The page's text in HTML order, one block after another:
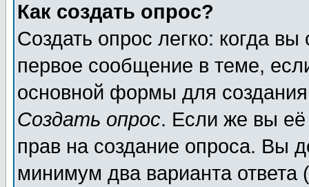
Как создать опрос?
Создать опрос легко: когда
первое сообщение в теме,
основной формы для
Создать опрос. Если же вы её
прав на создание опроса. Вы
минимум два варианта ответа